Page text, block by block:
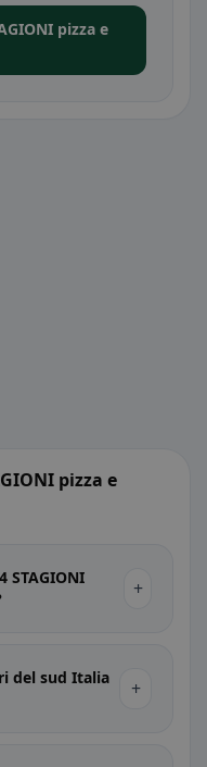
pizza e
pizza e
STAGIONI
+
del sud Italia
+